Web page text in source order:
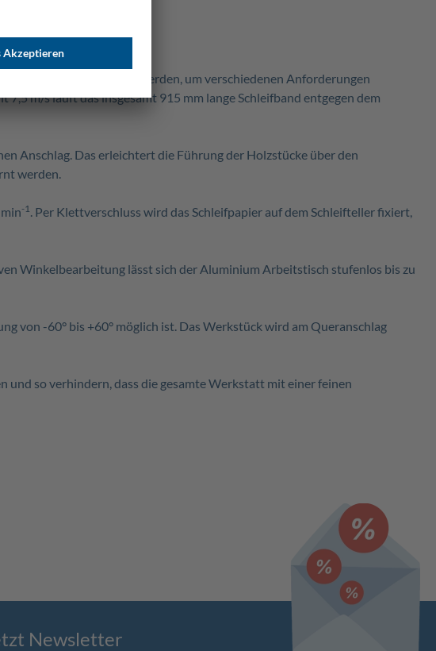
auch vertikal genutzt werden, um verschiedenen Anforderungen
m/s läuft das insgesamt 915 mm lange Schleifband entgegen dem
Anschlag. Das erleichtert die Führung der Holzstücke über den
werden.
-1. Per Klettverschluss wird das Schleifpapier auf dem Schleifteller fixiert,
Winkelbearbeitung lässt sich der Aluminium Arbeitstisch stufenlos bis zu
von -60° bis +60° möglich ist. Das Werkstück wird am Queranschlag
so verhindern, dass die gesamte Werkstatt mit einer feinen
Newsletter